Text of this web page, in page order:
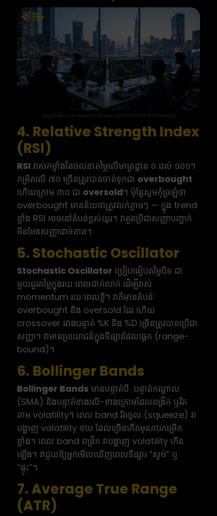
ការប្រៀបធៀប momentum indicators ដូចជា MACD និង RSI លើតារាងតម្លៃ
4. Relative Strength Index
(RSI)
RSI វាស់កម្លាំងនៃចលនាតម្លៃលើមាត្រដ្ឋាន ០ ដល់ ១០០។
កម្រិតលើ ៧០ ច្រើនត្រូវបានចាត់ទុកជា overbought
ហើយក្រោម ៣០ ជា oversold។ ប៉ុន្តែសូមកុំច្រឡំថា
overbought មានន័យថាត្រូវលក់ភ្លាមៗ — ក្នុង trend
ខ្លាំង RSI អាចនៅតំបន់ខ្ពស់យូរ។ វាគួរប្រើជាសញ្ញាបញ្ជាក់
មិនមែនសញ្ញាដាច់ខាត។
5. Stochastic Oscillator
Stochastic Oscillator ប្រៀបធៀបតម្លៃបិទ ជា
មួយជួរតម្លៃក្នុងរយៈពេលជាក់លាក់ ដើម្បីវាស់
momentum រយៈពេលខ្លី។ វាក៏មានតំបន់
overbought និង oversold ដែរ ហើយ
crossover រវាងបន្ទាត់ %K និង %D ច្រើនត្រូវបានប្រើជា
សញ្ញា។ វាមានប្រយោជន៍ក្នុងទីផ្សារដែលផ្ដេក (range-
bound)។
6. Bollinger Bands
Bollinger Bands មានបន្ទាត់បីៈ បន្ទាត់កណ្តាល
(SMA) និងបន្ទាត់ខាងលើ-ខាងក្រោមដែលពង្រីក ឬរឹត
តាម volatility។ ពេល band រឹតចូល (squeeze) វា
បង្ហាញ volatility ទាប ដែលច្រើនកើតមុនការកម្រើក
ខ្លាំង។ ពេល band ពង្រីក វាបង្ហាញ volatility កើន
ឡើង។ វាជួយឱ្យអ្នកមើលឃើញពេលទីផ្សារ “ស្ងប់” ឬ
“ផ្ទុះ”។
7. Average True Range
(ATR)